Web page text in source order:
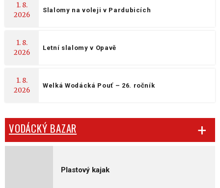
1. 8.
2026
Slalomy na voleji v Pardubicích
1. 8.
2026
Letní slalomy v Opavě
1. 8.
2026
Welká Wodácká Pouť – 26. ročník
VODÁCKÝ BAZAR
Plastový kajak